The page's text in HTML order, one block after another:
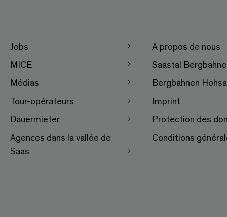
Jobs
MICE
Médias
Tour-opérateurs
Dauermieter
Agences dans la vallée de
Saas
A propos de nous
Saastal
Bergbahnen
Imprint
Protection des
Conditions